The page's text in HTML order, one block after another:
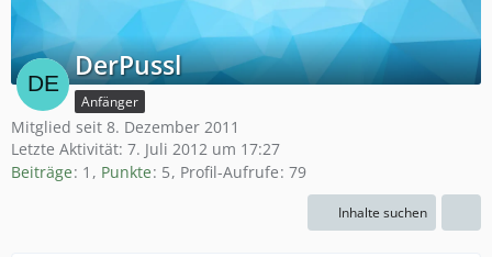
DerPussl
Anfänger
Mitglied seit 8. Dezember 2011
Letzte Aktivität: 7. Juli 2012 um 17:27
Beiträge 1 Punkte 5 Profil-Aufrufe 79
Inhalte suchen